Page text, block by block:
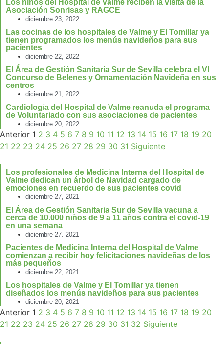
Los niños del Hospital de Valme reciben la visita de la
Asociación Sonrisas y RAGCE
diciembre 23, 2022
Las cocinas de los hospitales de Valme y El Tomillar ya
tienen programados los menús navideños para sus
pacientes
diciembre 22, 2022
El Área de Gestión Sanitaria Sur de Sevilla celebra el VI
Concurso de Belenes y Ornamentación Navideña en sus
centros
diciembre 21, 2022
Cardiología del Hospital de Valme reanuda el programa
de Voluntariado con sus asociaciones de pacientes
diciembre 20, 2022
Anterior 1 2 3 4 5 6 7 8 9 10 11 12 13 14 15 16 17 18 19 20
21 22 23 24 25 26 27 28 29 30 31 Siguiente
Los profesionales de Medicina Interna del Hospital de
Valme dedican un árbol de Navidad cargado de
emociones en recuerdo de sus pacientes covid
diciembre 27, 2021
El Área de Gestión Sanitaria Sur de Sevilla vacuna a
cerca de 10.000 niños de 9 a 11 años contra el covid-19
en una semana
diciembre 27, 2021
Pacientes de Medicina Interna del Hospital de Valme
comienzan a recibir hoy felicitaciones navideñas de los
más pequeños
diciembre 22, 2021
Los hospitales de Valme y El Tomillar ya tienen
diseñados los menús navideños para sus pacientes
diciembre 20, 2021
Anterior 1 2 3 4 5 6 7 8 9 10 11 12 13 14 15 16 17 18 19 20
21 22 23 24 25 26 27 28 29 30 31 32 Siguiente